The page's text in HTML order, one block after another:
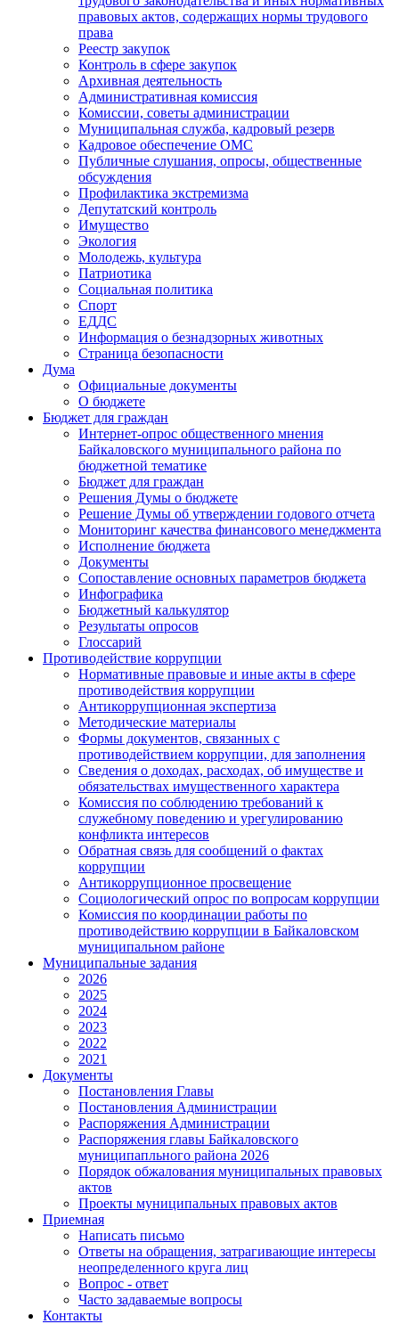
правовых актов, содержащих нормы трудового
права
Реестр закупок
Контроль в сфере закупок
Архивная деятельность
Административная комиссия
Комиссии, советы администрации
Муниципальная служба, кадровый резерв
Кадровое обеспечение ОМС
Публичные слушания, опросы, общественные
обсуждения
Профилактика экстремизма
Депутатский контроль
Имущество
Экология
Молодежь, культура
Патриотика
Социальная политика
Спорт
ЕДДС
Информация о безнадзорных животных
Страница безопасности
Дума
Официальные документы
О бюджете
Бюджет для граждан
Интернет-опрос общественного мнения
Байкаловского муниципального района по
бюджетной тематике
Бюджет для граждан
Решения Думы о бюджете
Решение Думы об утверждении годового отчета
Мониторинг качества финансового менеджмента
Исполнение бюджета
Документы
Сопоставление основных параметров бюджета
Инфографика
Бюджетный калькулятор
Результаты опросов
Глоссарий
Противодействие коррупции
Нормативные правовые и иные акты в сфере
противодействия коррупции
Антикоррупционная экспертиза
Методические материалы
Формы документов, связанных с
противодействием коррупции, для заполнения
Сведения о доходах, расходах, об имуществе и
обязательствах имущественного характера
Комиссия по соблюдению требований к
служебному поведению и урегулированию
конфликта интересов
Обратная связь для сообщений о фактах
коррупции
Антикоррупционное просвещение
Социологический опрос по вопросам коррупции
Комиссия по координации работы по
противодействию коррупции в Байкаловском
муниципальном районе
Муниципальные задания
2026
2025
2024
2023
2022
2021
Документы
Постановления Главы
Постановления Администрации
Распоряжения Администрации
Распоряжения главы Байкаловского
муниципапльного района 2026
Порядок обжалования муниципальных правовых
актов
Проекты муниципальных правовых актов
Приемная
Написать письмо
Ответы на обращения, затрагивающие интересы
неопределенного круга лиц
Вопрос - ответ
Часто задаваемые вопросы
Контакты